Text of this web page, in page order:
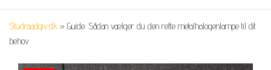
Studraadgiv.dk » Guide: Sådan vælger du den rette metalhalogenlampe til dit
behov